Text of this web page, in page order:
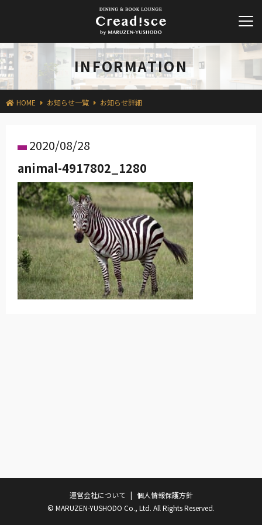
INFORMATION
HOME お知らせ一覧 お知らせ詳細
2020/08/28
animal-4917802_1280
運営会社について
個人情報保護方針
© MARUZEN-YUSHODO Co., Ltd. All Rights Reserved.